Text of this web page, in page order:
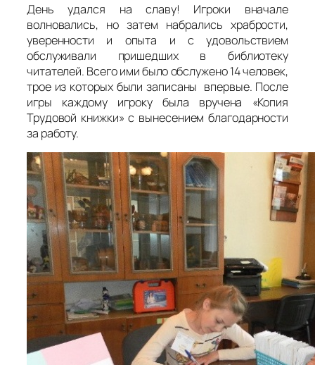
День удался на славу! Игроки вначале
волновались, но затем набрались храбрости,
уверенности и опыта и с удовольствием
обслуживали пришедших в библиотеку
читателей. Всего ими было обслужено 14 человек,
трое из которых были записаны впервые. После
игры каждому игроку была вручена «Копия
Трудовой книжки» с вынесением благодарности
за работу.